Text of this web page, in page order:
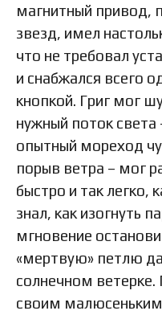
магнитный привод,
звезд, имел
что не требовал
и снабжался всего
кнопкой. Григ мог
нужный поток света
опытный мореход
порыв ветра – мог
быстро и так легко,
знал, как изогнуть
мгновение
«мертвую» петлю
солнечном
своим